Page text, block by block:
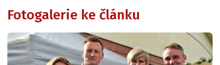
Fotogalerie ke článku